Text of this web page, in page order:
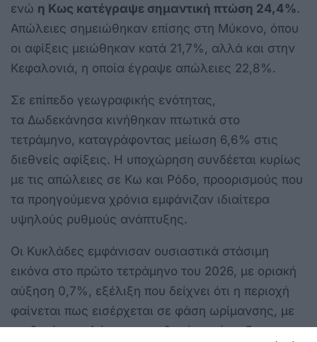
ενώ η Κως κατέγραψε σημαντική πτώση 24,4%.
Απώλειες σημειώθηκαν επίσης στη Μύκονο, όπου
οι αφίξεις μειώθηκαν κατά 21,7%, αλλά και στην
Κεφαλονιά, η οποία έγραψε απώλειες 22,8%.
Σε επίπεδο γεωγραφικής ενότητας,
τα Δωδεκάνησα κινήθηκαν πτωτικά στο
τετράμηνο, καταγράφοντας μείωση 6,6% στις
διεθνείς αφίξεις. Η υποχώρηση συνδέεται κυρίως
με τις απώλειες σε Κω και Ρόδο, προορισμούς που
τα προηγούμενα χρόνια εμφάνιζαν ιδιαίτερα
υψηλούς ρυθμούς ανάπτυξης.
Οι Κυκλάδες εμφάνισαν ουσιαστικά στάσιμη
εικόνα στο πρώτο τετράμηνο του 2026, με οριακή
αύξηση 0,7%, εξέλιξη που δείχνει ότι η περιοχή
φαίνεται πως εισέρχεται σε φάση ωρίμανσης, με
αισθητά χαμηλότερους ρυθμούς ανάπτυξης